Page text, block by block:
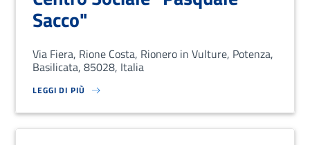
Sacco"
Via Fiera, Rione Costa, Rionero in Vulture, Potenza,
Basilicata, 85028, Italia
LEGGI DI PIÙ
SU LOREM IPSUM DOLOR SIT AMET, CONSECTETUR ADIPISCING